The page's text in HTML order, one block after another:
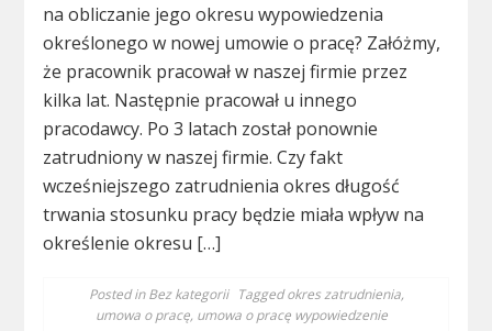
na obliczanie jego okresu wypowiedzenia
określonego w nowej umowie o pracę? Załóżmy,
że pracownik pracował w naszej firmie przez
kilka lat. Następnie pracował u innego
pracodawcy. Po 3 latach został ponownie
zatrudniony w naszej firmie. Czy fakt
wcześniejszego zatrudnienia okres długość
trwania stosunku pracy będzie miała wpływ na
określenie okresu […]
Posted inBez kategorii Taggedokres zatrudnienia,
umowa o pracę, umowa o pracę wypowiedzenie